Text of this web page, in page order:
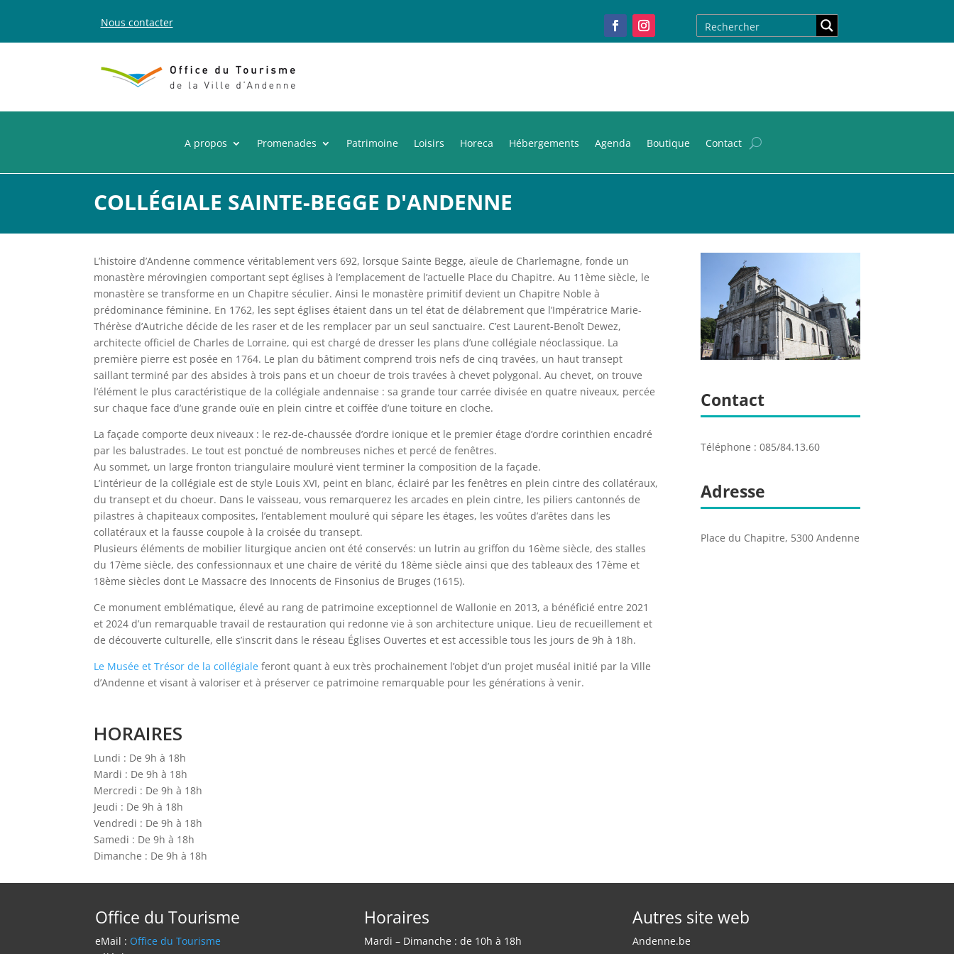
Nous contacter
A propos Promenades Patrimoine Loisirs Horeca Hébergements Agenda Boutique Contact
COLLÉGIALE SAINTE-BEGGE D'ANDENNE
L’histoire d’Andenne commence véritablement vers 692, lorsque Sainte Begge, aïeule de Charlemagne, fonde un
monastère mérovingien comportant sept églises à l’emplacement de l’actuelle Place du Chapitre. Au 11ème siècle, le
monastère se transforme en un Chapitre séculier. Ainsi le monastère primitif devient un Chapitre Noble à
prédominance féminine. En 1762, les sept églises étaient dans un tel état de délabrement que l’Impératrice Marie-
Thérèse d’Autriche décide de les raser et de les remplacer par un seul sanctuaire. C’est Laurent-Benoît Dewez,
architecte officiel de Charles de Lorraine, qui est chargé de dresser les plans d’une collégiale néoclassique. La
première pierre est posée en 1764. Le plan du bâtiment comprend trois nefs de cinq travées, un haut transept
saillant terminé par des absides à trois pans et un choeur de trois travées à chevet polygonal. Au chevet, on trouve
l’élément le plus caractéristique de la collégiale andennaise : sa grande tour carrée divisée en quatre niveaux, percée
sur chaque face d’une grande ouïe en plein cintre et coiffée d’une toiture en cloche.
La façade comporte deux niveaux : le rez-de-chaussée d’ordre ionique et le premier étage d’ordre corinthien encadré
par les balustrades. Le tout est ponctué de nombreuses niches et percé de fenêtres.
Au sommet, un large fronton triangulaire mouluré vient terminer la composition de la façade.
L’intérieur de la collégiale est de style Louis XVI, peint en blanc, éclairé par les fenêtres en plein cintre des collatéraux,
du transept et du choeur. Dans le vaisseau, vous remarquerez les arcades en plein cintre, les piliers cantonnés de
pilastres à chapiteaux composites, l’entablement mouluré qui sépare les étages, les voûtes d’arêtes dans les
collatéraux et la fausse coupole à la croisée du transept.
Plusieurs éléments de mobilier liturgique ancien ont été conservés: un lutrin au griffon du 16ème siècle, des stalles
du 17ème siècle, des confessionnaux et une chaire de vérité du 18ème siècle ainsi que des tableaux des 17ème et
18ème siècles dont Le Massacre des Innocents de Finsonius de Bruges (1615).
Ce monument emblématique, élevé au rang de patrimoine exceptionnel de Wallonie en 2013, a bénéficié entre 2021
et 2024 d’un remarquable travail de restauration qui redonne vie à son architecture unique. Lieu de recueillement et
de découverte culturelle, elle s’inscrit dans le réseau Églises Ouvertes et est accessible tous les jours de 9h à 18h.
Le Musée et Trésor de la collégiale feront quant à eux très prochainement l’objet d’un projet muséal initié par la Ville
d’Andenne et visant à valoriser et à préserver ce patrimoine remarquable pour les générations à venir.
HORAIRES
Lundi : De 9h à 18h
Mardi : De 9h à 18h
Mercredi : De 9h à 18h
Jeudi : De 9h à 18h
Vendredi : De 9h à 18h
Samedi : De 9h à 18h
Dimanche : De 9h à 18h
Contact
Téléphone : 085/84.13.60
Adresse
Place du Chapitre, 5300 Andenne
Office du Tourisme
eMail : Office du Tourisme
Horaires
Mardi – Dimanche : de 10h à 18h
Autres site web
Andenne.be